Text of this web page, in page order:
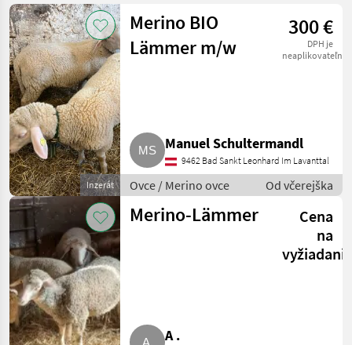
Kategorie 4 Země 1 Filtry
AKTUÁLNÍ
CESTA
trh so
zvieratami
Ovce
Merino
Ovce
VYBRAT
Merino ovce
34
MARKETPLACE
Marketplace
Nabídky
prodejců
Inzeráty
Obnovit
Zobrazit
34
výsledků
Inzerát
Merino BIO
Lämmer m/w
300 €
DPH je
neaplikovateľné
Manuel Schultermandl
9462 Bad Sankt Leonhard Im Lavanttal
Ovce / Merino ovce Od včerejška
Merino-Lämmer
Cena
na
A .